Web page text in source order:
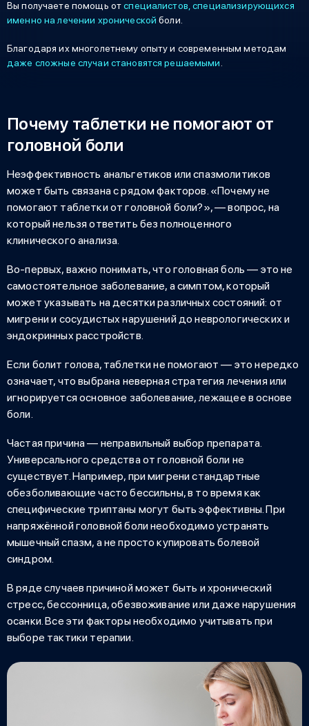
Вы получаете помощь отспециалистов, специализирующихся
именно на лечении хронической боли.
Благодаря их многолетнему опыту и современным методам
даже сложные случаи становятся решаемыми
Почему таблетки не помогают от
головной боли
Неэффективность анальгетиков или спазмолитиков
может быть связана с рядом факторов. «Почему не
помогают таблетки от головной боли?», — вопрос, на
который нельзя ответить без полноценного
клинического анализа.
Во-первых, важно понимать, что головная боль — это не
самостоятельное заболевание, а симптом, который
может указывать на десятки различных состояний: от
мигрени и сосудистых нарушений до неврологических и
эндокринных расстройств.
Если болит голова, таблетки не помогают— это нередко
означает, что выбрана неверная стратегия лечения или
игнорируется основное заболевание, лежащее в основе
боли.
Частая причина — неправильный выбор препарата.
Универсального средства от головной боли не
существует. Например, при мигрени стандартные
обезболивающие часто бессильны, в то время как
специфические триптаны могут быть эффективны. При
напряжённой головной боли необходимо устранять
мышечный спазм, а не просто купировать болевой
синдром.
В ряде случаев причиной может быть и хронический
стресс, бессонница, обезвоживание или даже нарушения
осанки. Все эти факторы необходимо учитывать при
выборе тактики терапии.